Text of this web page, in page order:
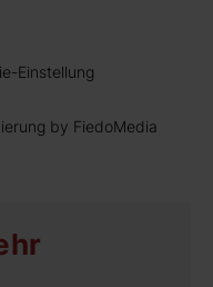
Einstellung
by FiedoMedia